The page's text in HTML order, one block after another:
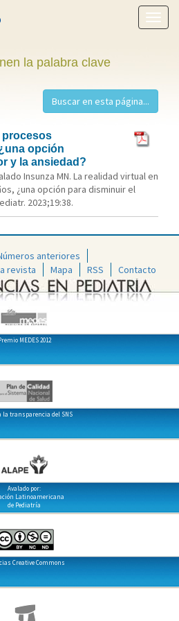
menú
la palabra clave
procesos
opción
y la ansiedad?
Insunza MN. La realidad virtual en
¿una opción para disminuir el
2023;19:38.
anteriores
revista Mapa RSS Contacto
MEDES 2012
la transparencia del SNS
Avalado por:
Latinoamericana
de Pediatría
Creative Commons